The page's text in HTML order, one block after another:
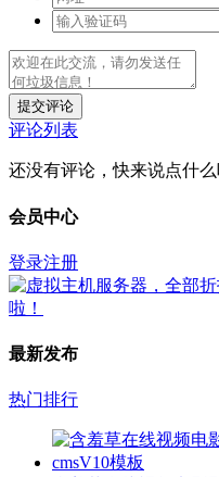
提交评论
评论列表
还没有评论，快来说点什
会员中心
登录注册
最新发布
热门排行